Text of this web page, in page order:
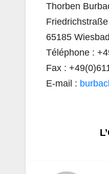
Thorben
65185
Téléphone :
Fax :
E-mail :
l’article